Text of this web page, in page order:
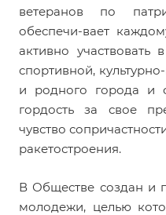
ветеранов по
обеспечи-вает
активно участвовать
спортивной,
и родного города и
гордость за свое
чувство
ракетостроения.
В Обществе создан и
молодежи, целью